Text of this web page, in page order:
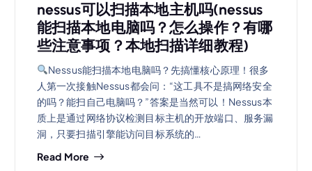
nessus可以扫描本地主机吗(nessus
能扫描本地电脑吗？怎么操作？有哪
些注意事项？本地扫描详细教程)
Nessus能扫描本地电脑吗？先搞懂核心原理！很多
人第一次接触Nessus都会问：“这工具不是搞网络安全
的吗？能扫自己电脑吗？”答案是当然可以！Nessus本
质上是通过网络协议检测目标主机的开放端口、服务漏
洞，只要扫描引擎能访问目标系统的…
Read More